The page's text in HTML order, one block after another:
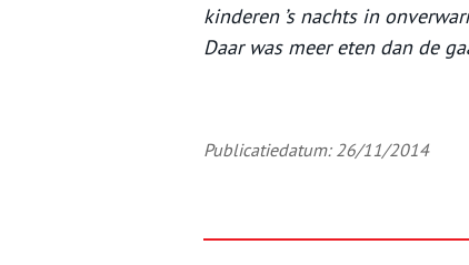
kinderen ’s nachts in
Daar was meer eten dan de
Publicatiedatum: 26/11/2014